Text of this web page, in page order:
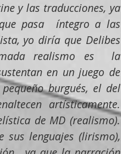
y las traducciones, ya
pasa  íntegro a las
yo diría que Delibes
realismo es  la
en un juego de
burgués, el del
artísticamente.
de MD (realismo).
sus lenguajes (lirismo),